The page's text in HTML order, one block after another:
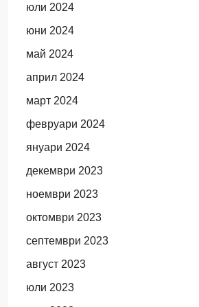
юли 2024
юни 2024
май 2024
април 2024
март 2024
февруари 2024
януари 2024
декември 2023
ноември 2023
октомври 2023
септември 2023
август 2023
юли 2023